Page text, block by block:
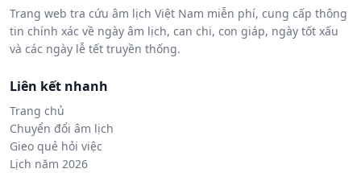
Trang web tra cứu âm lịch Việt Nam miễn phí, cung cấp thông
tin chính xác về ngày âm lịch, can chi, con giáp, ngày tốt xấu
và các ngày lễ tết truyền thống.
Liên kết nhanh
Trang chủ
Chuyển đổi âm lịch
Gieo quẻ hỏi việc
Lịch năm 2026